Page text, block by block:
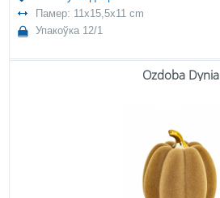
Памер: 11x15,5x11 cm
Упакоўка 12/1
Ozdoba Dynia